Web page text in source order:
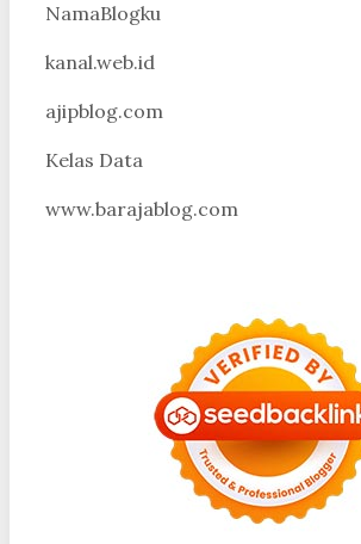
NamaBlogku
kanal.web.id
ajipblog.com
Kelas Data
www.barajablog.com